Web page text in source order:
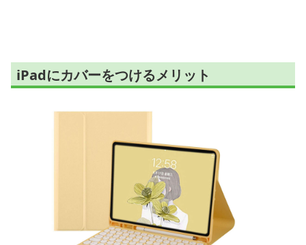
iPadにカバーをつけるメリット